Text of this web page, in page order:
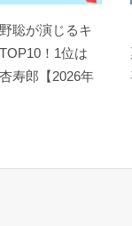
聡が演じるキ
！1位は
寿郎【2026年